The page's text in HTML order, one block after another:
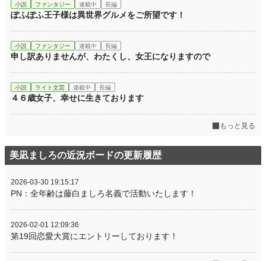
小説 ファンタジー 連載中 長編
ぽふぽふ王子様は異世界グルメをご所望です！
小説 ファンタジー 連載中 長編
申し訳ありませんが、わたくし、女王になりますので
小説 ライト文芸 連載中 長編
４６歳女子、幸せに生きております
もっと見る
美凪ましろの近況ボードの更新履歴
2026-03-30 19:15:17
PN：全年齢は藤白ましろ名義で活動いたします！
2026-02-01 12:09:36
第19回恋愛大賞にエントリーしております！